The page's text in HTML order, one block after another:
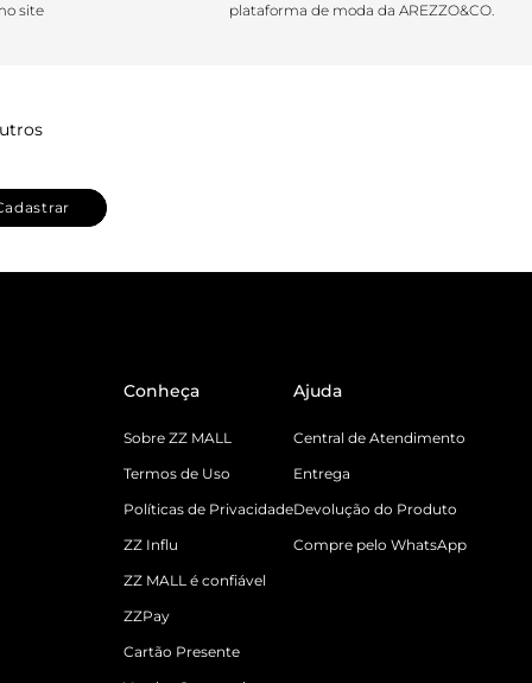
site
plataforma de moda da AREZZO&CO.
Conheça
Sobre ZZ MALL
Termos de Uso
Políticas de Privacidade
ZZ Influ
ZZ MALL é confiável
ZZPay
Cartão Presente
Ajuda
Central de Atendimento
Entrega
Devolução do Produto
Compre pelo WhatsApp